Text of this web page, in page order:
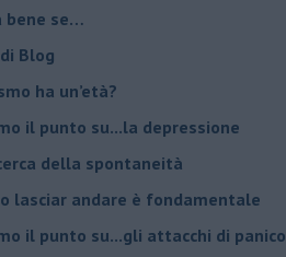
bene se…
Blog
ha un’età?
il punto su...la depressione
della spontaneità
lasciar andare è fondamentale
il punto su...gli attacchi di panico